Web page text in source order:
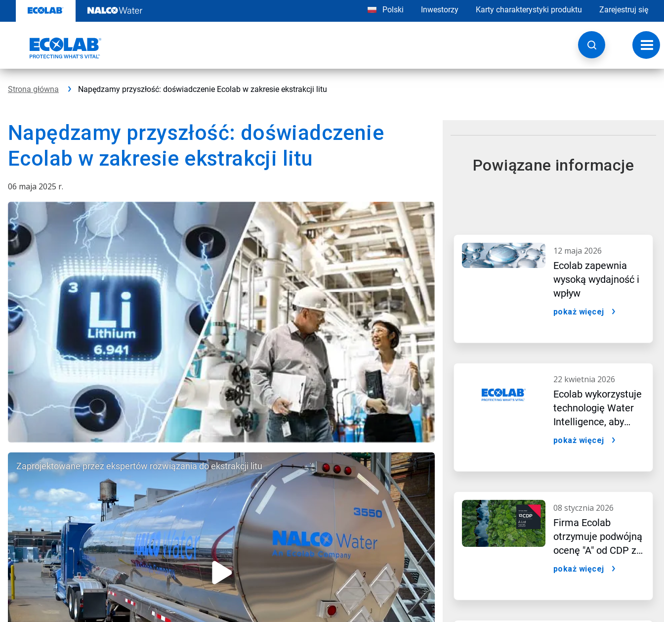
zawartości
Polski Inwestorzy Karty charakterystyki produktu Zarejestruj się
Strona główna Napędzamy przyszłość: doświadczenie Ecolab w zakresie ekstrakcji litu
Napędzamy przyszłość: doświadczenie
Ecolab w zakresie ekstrakcji litu
06 maja 2025 r.
Zaprojektowane przez ekspertów rozwiązania do ekstrakcji litu
Powiązane informacje
12 maja 2026
Ecolab zapewnia
wysoką wydajność i
wpływ
pokaż więcej
22 kwietnia 2026
Ecolab wykorzystuje
technologię Water
Intelligence, aby
napędzać rozwój w
pokaż więcej
08 stycznia 2026
Firma Ecolab
otrzymuje podwójną
ocenę "A" od CDP za
przywództwo w
pokaż więcej